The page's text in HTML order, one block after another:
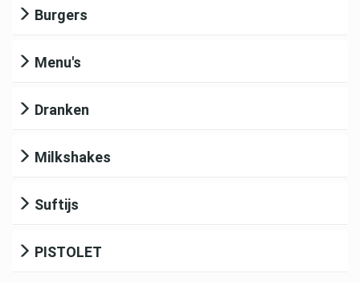
Burgers
Menu's
Dranken
Milkshakes
Suftijs
PISTOLET